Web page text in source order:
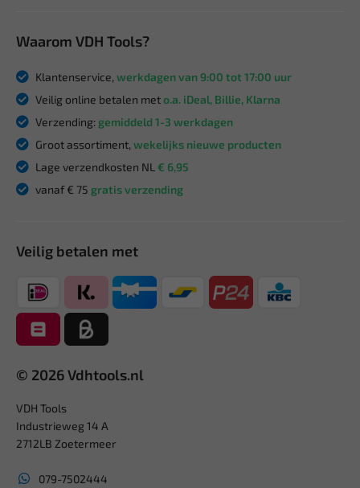
Waarom VDH Tools?
Klantenservice, werkdagen van 9:00 tot 17:00 uur
Veilig online betalen meto.a. iDeal, Billie, Klarna
Verzending: gemiddeld 1-3 werkdagen
Groot assortiment, wekelijks nieuwe producten
Lage verzendkosten NL € 6,95
vanaf € 75 gratis verzending
Veilig betalen met
© 2026 Vdhtools.nl
VDH Tools
Industrieweg 14 A
2712LB Zoetermeer
079-7502444